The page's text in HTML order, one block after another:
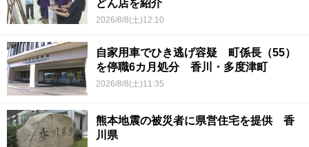
どん店を紹介
2026/8/8(土)12:10
自家用車でひき逃げ容疑 町係長（55）
を停職6カ月処分 香川・多度津町
2026/8/8(土)11:35
熊本地震の被災者に県営住宅を提供 香
川県